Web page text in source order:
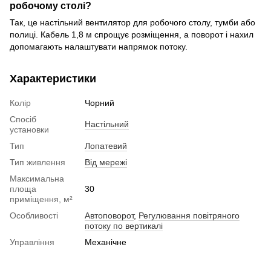
робочому столі?
Так, це настільний вентилятор для робочого столу, тумби або
полиці. Кабель 1,8 м спрощує розміщення, а поворот і нахил
допомагають налаштувати напрямок потоку.
Характеристики
Колір
Чорний
Спосіб
установки
Настільний
Тип
Лопатевий
Тип живлення
Від мережі
Максимальна
площа
приміщення, м²
30
Особливості Автоповорот, Регулювання повітряного
потоку по вертикалі
Управління
Механічне